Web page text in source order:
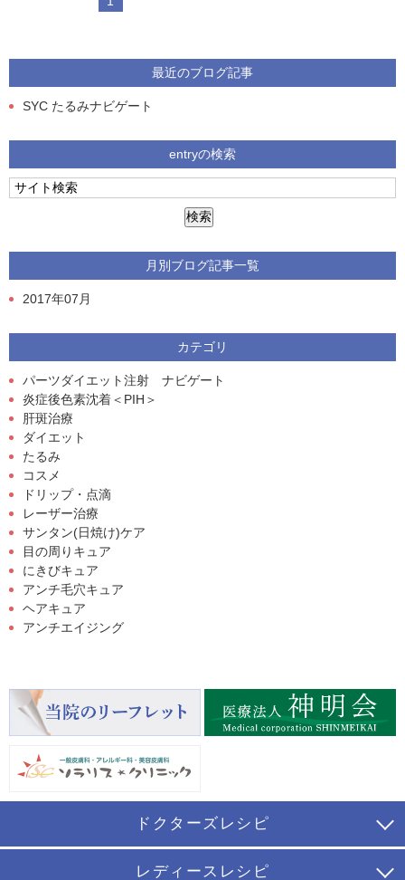
最近のブログ記事
SYC たるみナビゲート
entryの検索
月別ブログ記事一覧
2017年07月
カテゴリ
パーツダイエット注射 ナビゲート
炎症後色素沈着＜PIH＞
肝斑治療
ダイエット
たるみ
コスメ
ドリップ・点滴
レーザー治療
サンタン(日焼け)ケア
目の周りキュア
にきびキュア
アンチ毛穴キュア
ヘアキュア
アンチエイジング
ドクターズレシピ
レディースレシピ